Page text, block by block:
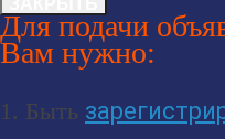
Для подачи
Вам нужно:
1. Быть